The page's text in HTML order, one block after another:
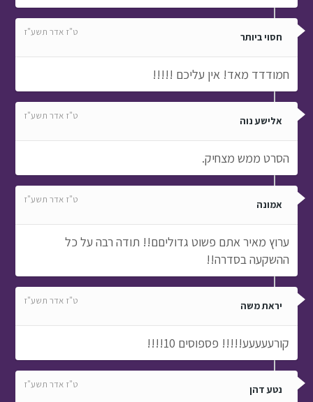
חסוי ביותר ט"ז אדר תשע"ז
חמודדד מאד! אין עליכם !!!!!
אלישע נוה ט"ז אדר תשע"ז
הסרט ממש מצחיק.
אמונה ט"ז אדר תשע"ז
ערוץ מאיר אתם פשוט גדוליםם!! תודה רבה על כל
ההשקעה בסדרה!!
יראת משה ט"ז אדר תשע"ז
קורעעעעע!!!!! פספוסים 10!!!!
נטע דהן ט"ז אדר תשע"ז